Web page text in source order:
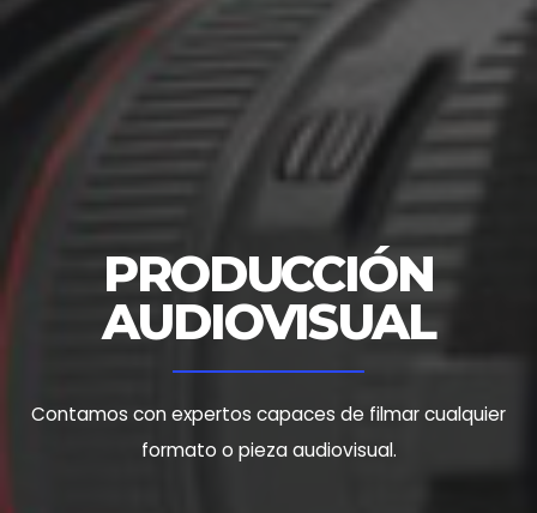
PRODUCCIÓN
AUDIOVISUAL
Contamos con expertos capaces de filmar cualquier
formato o pieza audiovisual.